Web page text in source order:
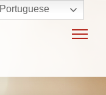
Portuguese